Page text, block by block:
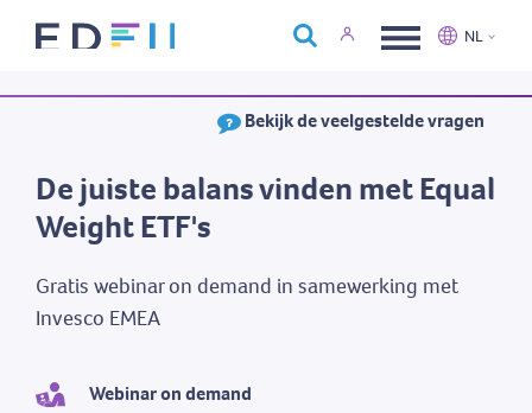
Over Edfin
Kalender
NL
Français
Bekijk de veelgestelde vragen
Webinar on demand
De juiste balans vinden met Equal
Weight ETF's
Gratis webinar on demand in samewerking met
Invesco EMEA